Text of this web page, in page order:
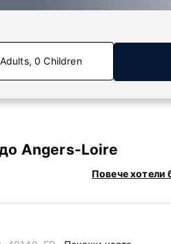
0 Children
Angers-Loire
Повече